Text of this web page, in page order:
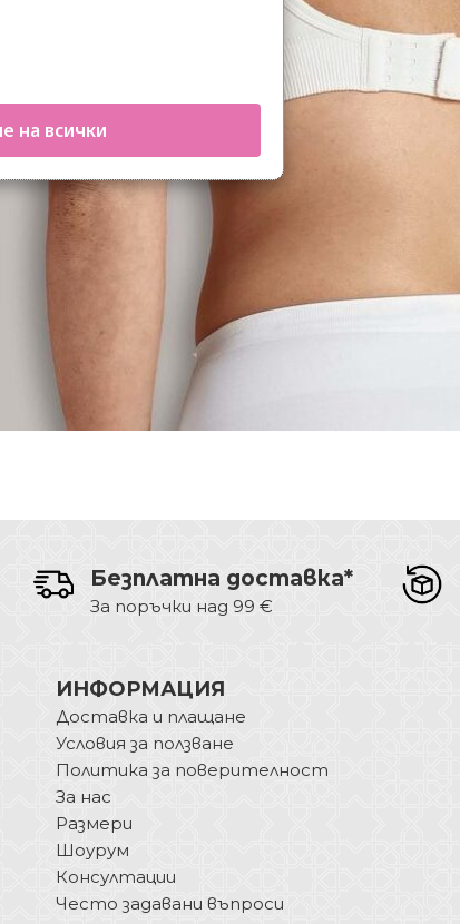
Безплатна доставка*
За поръчки над 99 €
ИНФОРМАЦИЯ
Доставка и плащане
Условия за ползване
Политика за поверителност
За нас
Размери
Шоурум
Консултации
Често задавани въпроси
на всички